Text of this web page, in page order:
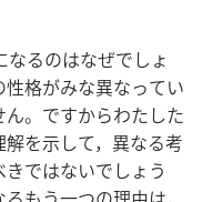
るのはなぜでしょ
格がみな異なってい
。ですからわたした
を示して，異なる考
ではないでしょう